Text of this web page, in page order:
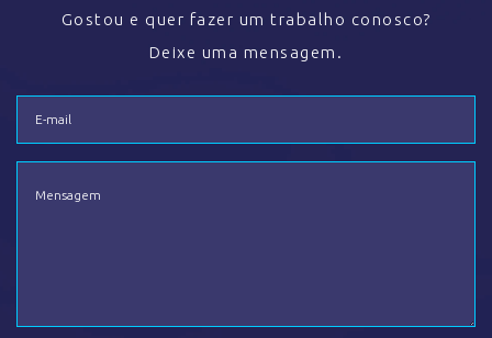
Gostou e quer fazer um trabalho conosco?
Deixe uma mensagem.